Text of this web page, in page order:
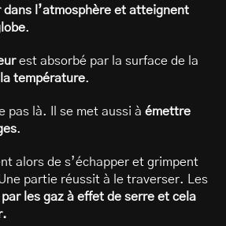
dans l’atmosphère et atteignent
.
est absorbé par la surface de la
température.
pas là. Il se met aussi à émettre
.
alors de s’échapper et grimpent
partie réussit à le traverser. Les
les gaz à effet de serre et cela